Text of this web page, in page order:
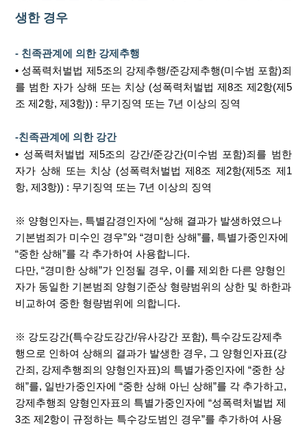
생한 경우
- 친족관계에 의한 강제추행
• 성폭력처벌법 제5조의 강제추행/준강제추행(미수범 포함)죄
를 범한 자가 상해 또는 치상 (성폭력처벌법 제8조 제2항(제5
조 제2항, 제3항)) : 무기징역 또는 7년 이상의 징역
-친족관계에 의한 강간
• 성폭력처벌법 제5조의 강간/준강간(미수범 포함)죄를 범한
자가 상해 또는 치상 (성폭력처벌법 제8조 제2항(제5조 제1
항, 제3항)) : 무기징역 또는 7년 이상의 징역
※ 양형인자는, 특별감경인자에 “상해 결과가 발생하였으나
기본범죄가 미수인 경우”와 “경미한 상해”를, 특별가중인자에
“중한 상해”를 각 추가하여 사용합니다.
다만, “경미한 상해”가 인정될 경우, 이를 제외한 다른 양형인
자가 동일한 기본범죄 양형기준상 형량범위의 상한 및 하한과
비교하여 중한 형량범위에 의합니다.
※ 강도강간(특수강도강간/유사강간 포함), 특수강도강제추
행으로 인하여 상해의 결과가 발생한 경우, 그 양형인자표(강
간죄, 강제추행죄의 양형인자표)의 특별가중인자에 “중한 상
해”를, 일반가중인자에 “중한 상해 아닌 상해”를 각 추가하고,
강제추행죄 양형인자표의 특별가중인자에 “성폭력처벌법 제
3조 제2항이 규정하는 특수강도범인 경우”를 추가하여 사용